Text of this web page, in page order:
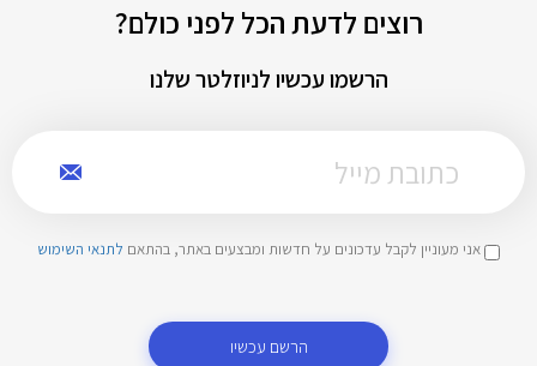
רוצים לדעת הכל לפני כולם?
הרשמו עכשיו לניוזלטר שלנו
אני מעוניין לקבל עדכונים על חדשות ומבצעים באתר, בהתאם לתנאי השימוש
הרשם עכשיו